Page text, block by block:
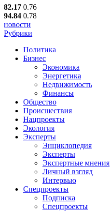
82.17 0.76
94.84 0.78
новости
Рубрики
Политика
Бизнес
Экономика
Энергетика
Недвижимость
Финансы
Общество
Происшествия
Нацпроекты
Экология
Эксперты
Энциклопедия
Эксперты
Экспертные мнения
Личный взгляд
Интервью
Спецпроекты
Подписка
Спецпроекты